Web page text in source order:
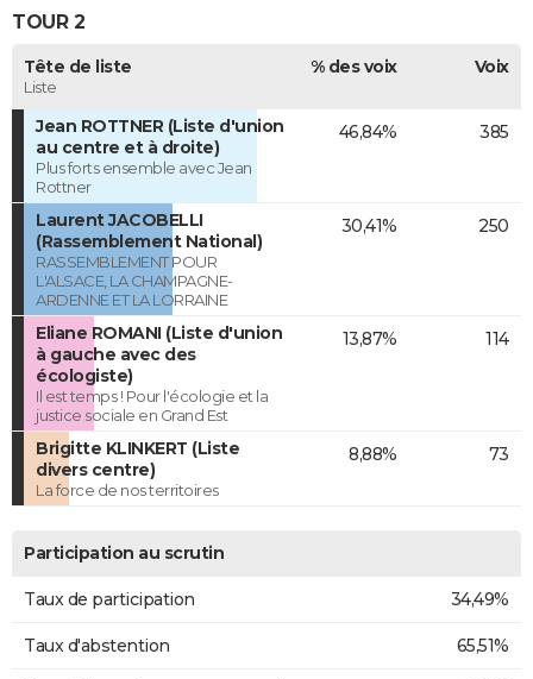
TOUR 2
Tête de liste
Liste
% des voix Voix
Jean ROTTNER (Liste d'union
au centre et à droite)
Plus forts ensemble avec Jean
Rottner
46,84% 385
Laurent JACOBELLI
(Rassemblement National)
RASSEMBLEMENT POUR
L'ALSACE, LA CHAMPAGNE-
ARDENNE ET LA LORRAINE
30,41% 250
Eliane ROMANI (Liste d'union
à gauche avec des
écologiste)
Il est temps ! Pour l'écologie et la
justice sociale en Grand Est
13,87% 114
Brigitte KLINKERT (Liste
divers centre)
La force de nos territoires
8,88% 73
Participation au scrutin
Taux de participation 34,49%
Taux d'abstention 65,51%